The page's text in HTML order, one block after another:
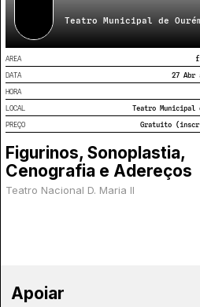
Teatro Municipal de
AREA
DATA
27 Abr
HORA
LOCAL
Teatro Municipal
PREÇO
Gratuito
Figurinos, Sonoplastia,
Cenografia e Adereços
Teatro Nacional D. Maria II
Apoiar